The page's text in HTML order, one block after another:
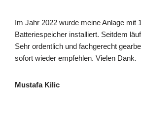
Im Jahr 2022 wurde meine Anlage mit
Batteriespeicher installiert. Seitdem
Sehr ordentlich und fachgerecht
sofort wieder empfehlen. Vielen Dank.
Mustafa Kilic